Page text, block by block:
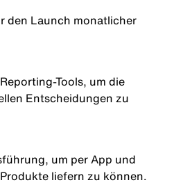
den Launch monatlicher
Tools, um die
Entscheidungen zu
um per App und
liefern zu können.